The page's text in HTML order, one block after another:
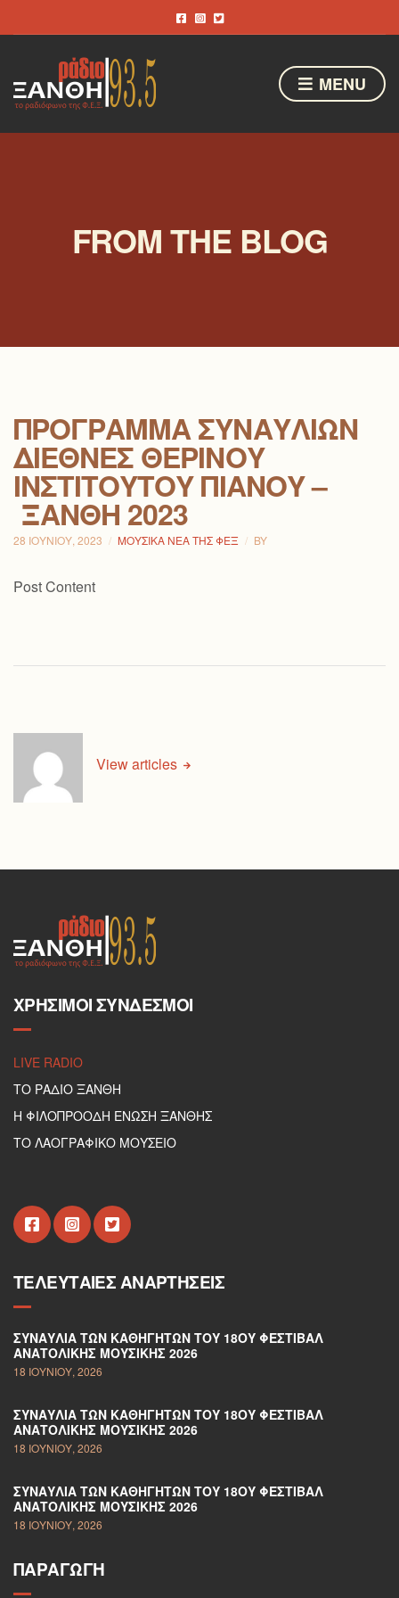
MENU
FROM THE BLOG
ΠΡΌΓΡΑΜΜΑ ΣΥΝΑΥΛΙΏΝ
ΔΙΕΘΝΈΣ ΘΕΡΙΝΟΎ
ΙΝΣΤΙΤΟΎΤΟΥ ΠΙΆΝΟΥ –
ΞΆΝΘΗ 2023
28 ΙΟΥΝΊΟΥ, 2023 ΜΟΥΣΙΚΆ ΝΈΑ ΤΗΣ ΦΕΞ BY
Post Content
View articles
ΧΡΉΣΙΜΟΙ ΣΎΝΔΕΣΜΟΙ
LIVE RADIO
ΤΟ ΡΑΔΙΟ ΞΑΝΘΗ
Η ΦΙΛΟΠΡΟΟΔΗ ΕΝΩΣΗ ΞΑΝΘΗΣ
ΤΟ ΛΑΟΓΡΑΦΙΚΟ ΜΟΥΣΕΙΟ
ΤΕΛΕΥΤΑΊΕΣ ΑΝΑΡΤΉΣΕΙΣ
ΣΥΝΑΥΛΊΑ ΤΩΝ ΚΑΘΗΓΗΤΏΝ ΤΟΥ 18ΟΥ ΦΕΣΤΙΒΆΛ
ΑΝΑΤΟΛΙΚΉΣ ΜΟΥΣΙΚΉΣ 2026
18 ΙΟΥΝΊΟΥ, 2026
ΣΥΝΑΥΛΊΑ ΤΩΝ ΚΑΘΗΓΗΤΏΝ ΤΟΥ 18ΟΥ ΦΕΣΤΙΒΆΛ
ΑΝΑΤΟΛΙΚΉΣ ΜΟΥΣΙΚΉΣ 2026
18 ΙΟΥΝΊΟΥ, 2026
ΣΥΝΑΥΛΊΑ ΤΩΝ ΚΑΘΗΓΗΤΏΝ ΤΟΥ 18ΟΥ ΦΕΣΤΙΒΆΛ
ΑΝΑΤΟΛΙΚΉΣ ΜΟΥΣΙΚΉΣ 2026
18 ΙΟΥΝΊΟΥ, 2026
ΠΑΡΑΓΩΓΉ